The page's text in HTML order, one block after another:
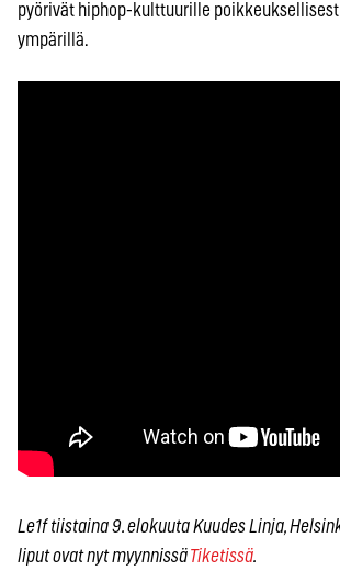
pyörivät hiphop-kulttuurille
ympärillä.
Le1f tiistaina 9. elokuuta Kuudes Linja,
liput ovat nyt myynnissäTiketissä.